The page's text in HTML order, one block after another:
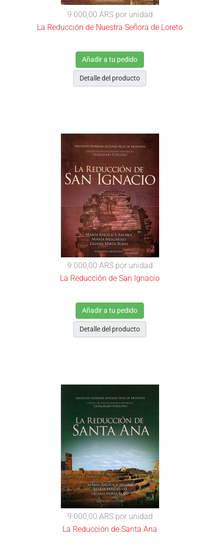
9 000,00 ARS por unidad
La Reducción de Nuestra Señora de Loreto
Añadir a tu pedido
Detalle del producto
9 000,00 ARS por unidad
La Reducción de San Ignacio
Añadir a tu pedido
Detalle del producto
9 000,00 ARS por unidad
La Reducción de Santa Ana